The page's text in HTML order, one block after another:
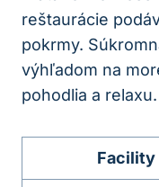
reštaurácie
pokrmy.
výhľadom na
pohodlia a relaxu.
Facility